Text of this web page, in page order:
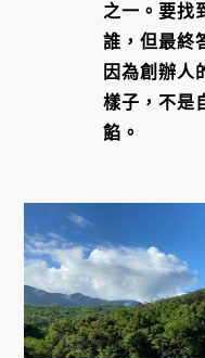
之一。要找
誰，但最終
因為創辦人
樣子，不是
餡。